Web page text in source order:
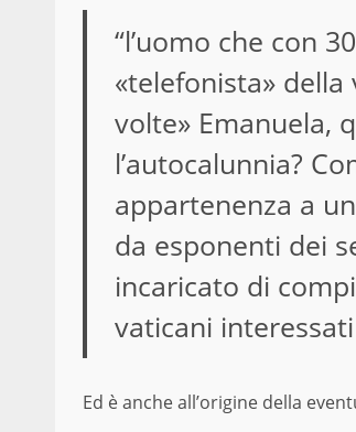
“l’uomo che con
«telefonista»
volte» Emanuela,
l’autocalunnia?
appartenenza a
da esponenti dei
incaricato di
vaticani
Ed è anche all’origine della